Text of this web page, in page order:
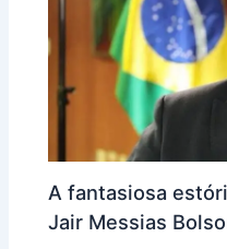
A fantasiosa
Jair Messias